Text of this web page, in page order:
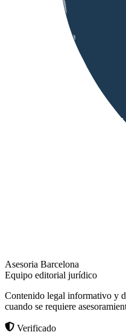
Asesoria Barcelona
Equipo editorial jurídico
Contenido legal informativo y
cuando se requiere
Verificado